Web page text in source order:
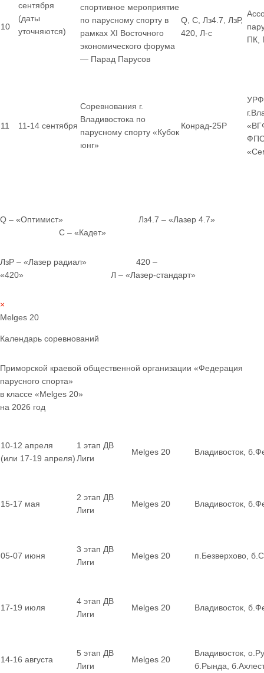
10
сентября
(даты
уточняются)
спортивное мероприятие
по парусному спорту в
рамках XI Восточного
экономического форума
— Парад Парусов
Q, С, Лз4.7, ЛзР,
420, Л-с
ПК,
11 11-14 сентября
Соревнования г.
Владивостока по
парусному спорту «Кубок
юнг»
Конрад-25Р
Q – «Оптимист» Лз4.7 – «Лазер 4.7»
С – «Кадет»
ЛзР – «Лазер радиал» 420 –
«420» Л – «Лазер-стандарт»
×
Melges 20
Календарь соревнований
Приморской краевой общественной организации «Федерация
парусного спорта»
в классе «Melges 20»
на 2026 год
10-12 апреля
(или 17-19 апреля)
1 этап ДВ
Лиги
Melges 20 Владивосток,
15-17 мая
2 этап ДВ
Лиги
Melges 20 Владивосток,
05-07 июня
3 этап ДВ
Лиги
Melges 20 п.Безверхово,
17-19 июля
4 этап ДВ
Лиги
Melges 20 Владивосток,
14-16 августа
5 этап ДВ
Лиги
Melges 20
Владивосток,
б.Рында,